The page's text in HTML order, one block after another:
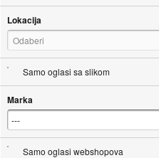
Lokacija
Odaberi
Samo oglasi sa slikom
Marka
Samo oglasi webshopova